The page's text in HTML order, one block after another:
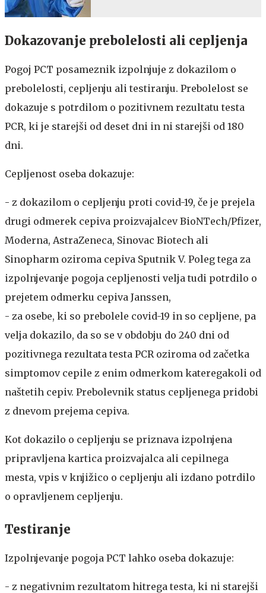
Dokazovanje prebolelosti ali cepljenja
Pogoj PCT posameznik izpolnjuje z dokazilom o
prebolelosti, cepljenju ali testiranju. Prebolelost se
dokazuje s potrdilom o pozitivnem rezultatu testa
PCR, ki je starejši od deset dni in ni starejši od 180
dni.
Cepljenost oseba dokazuje:
- z dokazilom o cepljenju proti covid-19, če je prejela
drugi odmerek cepiva proizvajalcev BioNTech/Pfizer,
Moderna, AstraZeneca, Sinovac Biotech ali
Sinopharm oziroma cepiva Sputnik V. Poleg tega za
izpolnjevanje pogoja cepljenosti velja tudi potrdilo o
prejetem odmerku cepiva Janssen,
- za osebe, ki so prebolele covid-19 in so cepljene, pa
velja dokazilo, da so se v obdobju do 240 dni od
pozitivnega rezultata testa PCR oziroma od začetka
simptomov cepile z enim odmerkom kateregakoli od
naštetih cepiv. Prebolevnik status cepljenega pridobi
z dnevom prejema cepiva.
Kot dokazilo o cepljenju se priznava izpolnjena
pripravljena kartica proizvajalca ali cepilnega
mesta, vpis v knjižico o cepljenju ali izdano potrdilo
o opravljenem cepljenju.
Testiranje
Izpolnjevanje pogoja PCT lahko oseba dokazuje:
- z negativnim rezultatom hitrega testa, ki ni starejši